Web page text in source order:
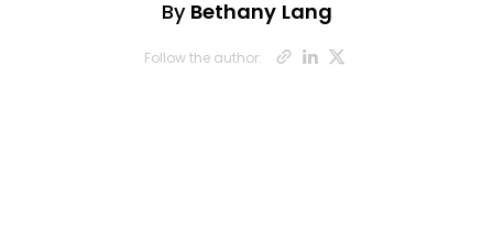
By Bethany Lang
Follow the author: Opens new
Opens new